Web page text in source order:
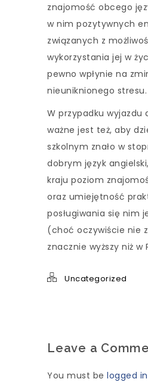
znajomość obcego
w nim pozytywnych
związanych z
wykorzystania jej w
pewno wpłynie na
nieuniknionego stresu.
W przypadku wyjazdu
ważne jest też, aby
szkolnym znało w
dobrym język
kraju poziom
oraz umiejętność
posługiwania się nim
(choć oczywiście nie
znacznie wyższy niż w
Uncategorized
Leave a
You must be logged in